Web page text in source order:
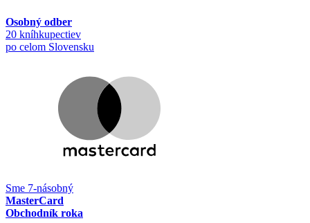
Osobný odber
20 kníhkupectiev
po celom Slovensku
Sme 7-násobný
MasterCard
Obchodník roka